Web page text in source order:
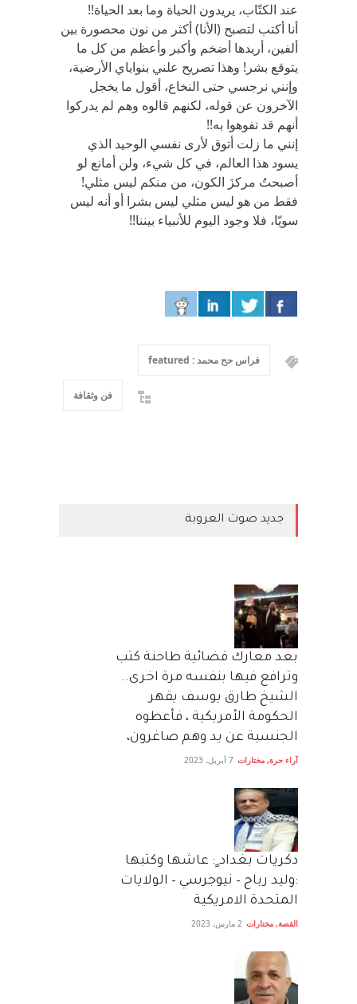
عند الكتّاب، يريدون الحياة وما بعد الحياة!!
أنا أكتب لتصبح (الأنا) أكثر من نون محصورة بين
ألفين، أريدها أضخم وأكبر وأعظم من كل ما
يتوقع بشر! وهذا تصريح علني بنواياي الأرضية،
وإنني نرجسي حتى النخاع، أقول ما يخجل
الآخرون عن قوله، لكنهم قالوه وهم لم يدركوا
أنهم قد تفوهوا به!!
إنني ما زلت أتوق لأرى نفسي الوحيد الذي
يسود هذا العالم، في كل شيء، ولن أمانع لو
أصبحتُ مركزَ الكون، من منكم ليس مثلي!
فقط من هو ليس مثلي ليس بشرا أو أنه ليس
سويّا، فلا وجود اليوم للأنبياء بيننا!!
فراس حح محمد : featured
فن وثقافة
جديد صوت العروبة
بعد معارك قضائية طاحنة كتب
وترافع فيها بنفسه مرة اخرى..
الشيخ طارق يوسف يقهر
الحكومة الأمريكية ، فأعطوه
الجنسية عن يد وهم صاغرون،
آراء حرة, مختارات 7 أبريل، 2023
دكريات بغداد ٍ: عاشها وكتبها
:وليد رباح – نيوجرسي – الولايات
المتحدة الامريكية
القصة, مختارات 2 مارس، 2023